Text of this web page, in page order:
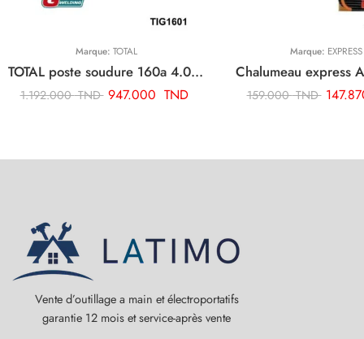
Marque: TOTAL
TOTAL poste soudure 160a 4.0 tig mma onduleur TIG1601
1.192.000TND 947.000 TND
Marque: EXPRESS
Chalumeau express
159.000TND
Vente d’outillage a main et électroportatifs
garantie 12 mois et service-après vente